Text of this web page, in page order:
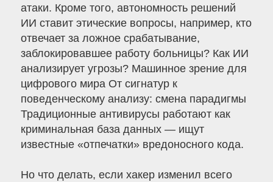
атаки. Кроме того, автономность решений
ИИ ставит этические вопросы, например, кто
отвечает за ложное срабатывание,
заблокировавшее работу больницы? Как ИИ
анализирует угрозы? Машинное зрение для
цифрового мира От сигнатур к
поведенческому анализу: смена парадигмы
Традиционные антивирусы работают как
криминальная база данных — ищут
известные «отпечатки» вредоносного кода.
Но что делать, если хакер изменил всего